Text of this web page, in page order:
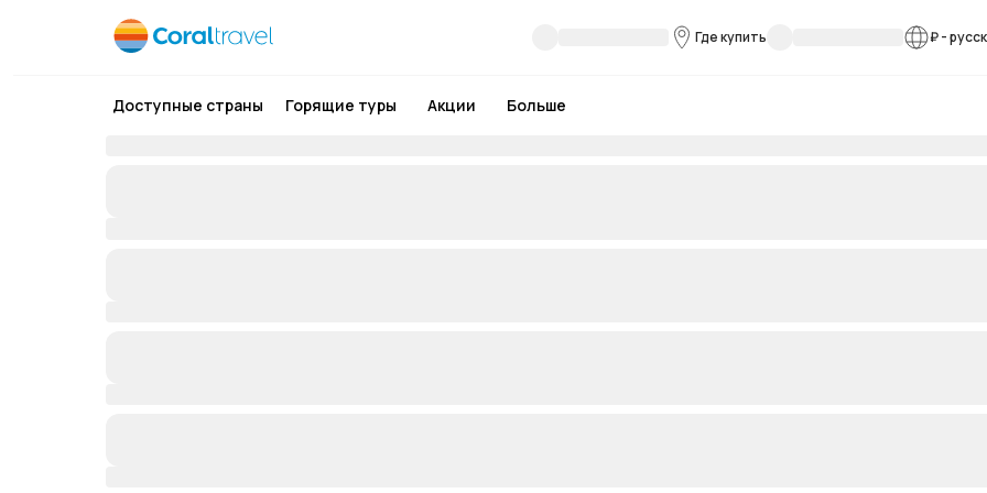
Где купить ₽-
Доступные страны Горящие туры Акции Больше